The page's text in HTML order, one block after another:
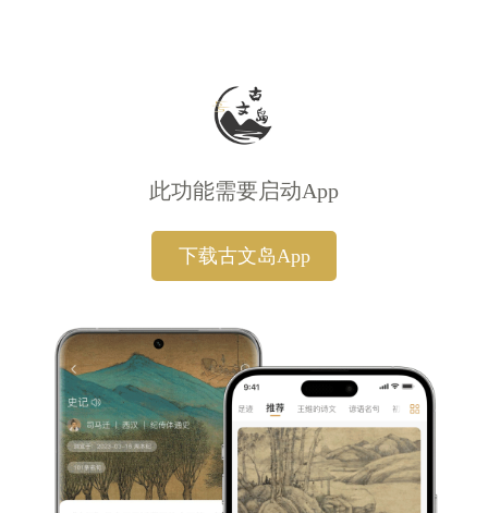
此功能需要启动App
下载古文岛App